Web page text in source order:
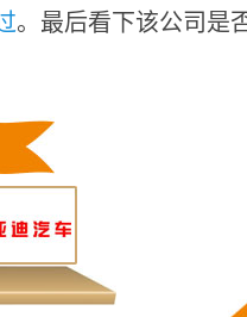
。最后看下该公司是